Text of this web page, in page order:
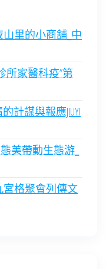
里的小商舖_中
所家醫科疫”第
計謀與報應JIUYI
美帶動生態游_
格聚會列傳文